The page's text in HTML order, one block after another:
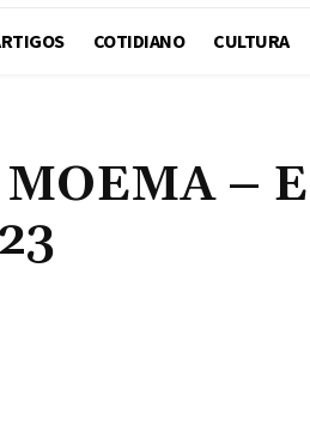
COTIDIANO CULTURA
–